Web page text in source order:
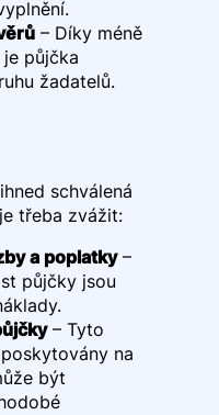
– Díky méně
půjčka
žadatelů.
schválená
třeba zvážit:
a poplatky–
půjčky jsou
– Tyto
na
být